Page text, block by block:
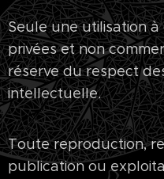
Seule une utilisation
privées et non
réserve du respect
intellectuelle.
Toute reproduction,
publication ou